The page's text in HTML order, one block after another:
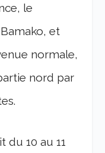
le
et
normale,
nord par
du 10 au 11